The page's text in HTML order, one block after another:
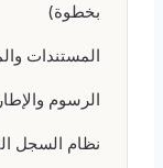
بخطوة)
المستندات
الرسوم
نظام السجل